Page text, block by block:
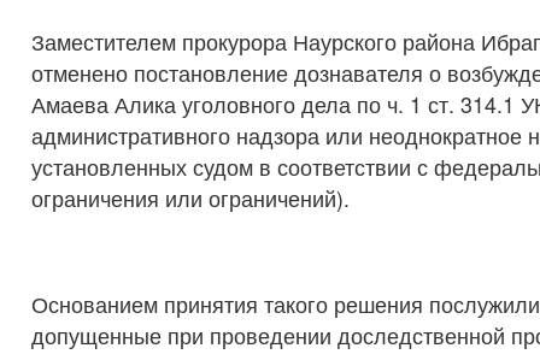
Заместителем прокурора Наурского района
отменено постановление дознавателя о
Амаева Алика уголовного дела по ч. 1 ст. 314.1
административного надзора или неоднократное
установленных судом в соответствии с
ограничения или ограничений).
Основанием принятия такого решения
допущенные при проведении доследственной